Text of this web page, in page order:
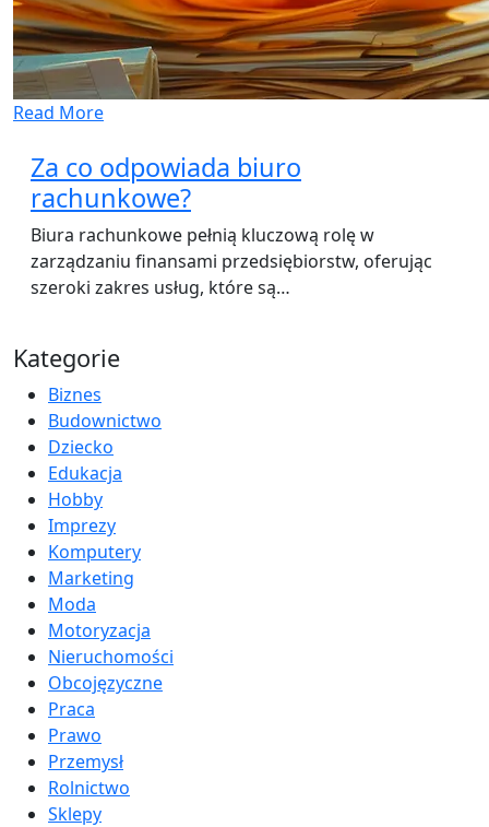
Read More
Za co odpowiada biuro
rachunkowe?
Biura rachunkowe pełnią kluczową rolę w
zarządzaniu finansami przedsiębiorstw, oferując
szeroki zakres usług, które są…
Kategorie
Biznes
Budownictwo
Dziecko
Edukacja
Hobby
Imprezy
Komputery
Marketing
Moda
Motoryzacja
Nieruchomości
Obcojęzyczne
Praca
Prawo
Przemysł
Rolnictwo
Sklepy